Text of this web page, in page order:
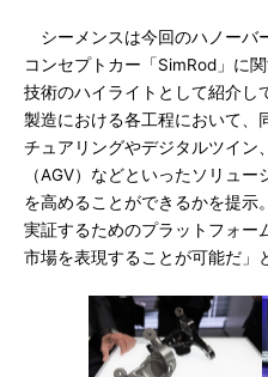
シーメンスは今回のハノーバ
コンセプトカー「SimRod」に
技術のハイライトとして紹介し
製造における各工程において、
チュアリングやデジタルツイン
（AGV）などといったソリュ
を高めることができるかを提示
実証するためのプラットフォー
市場を表現することが可能だ」